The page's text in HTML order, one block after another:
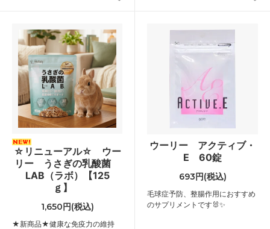
☆リニューアル☆ ウー
リー うさぎの乳酸菌
LAB（ラボ）【125
ｇ】
1,650円(税込)
★新商品★健康な免疫力の維持
ウーリー アクティブ・
E 60錠
693円(税込)
毛球症予防、整腸作用におすすめ
のサプリメントです🐰✨